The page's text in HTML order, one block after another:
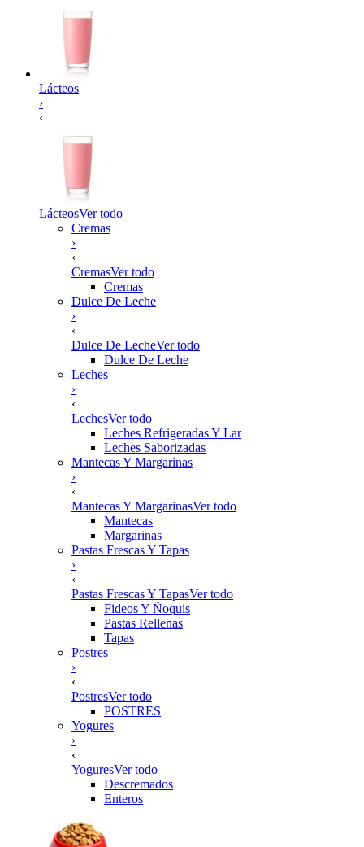
Lácteos
›
‹
LácteosVer todo
Cremas
›
‹
CremasVer todo
Cremas
Dulce De Leche
›
‹
Dulce De LecheVer todo
Dulce De Leche
Leches
›
‹
LechesVer todo
Leches Refrigeradas Y Lar
Leches Saborizadas
Mantecas Y Margarinas
›
‹
Mantecas Y MargarinasVer todo
Mantecas
Margarinas
Pastas Frescas Y Tapas
›
‹
Pastas Frescas Y TapasVer todo
Fideos Y Ñoquis
Pastas Rellenas
Tapas
Postres
›
‹
PostresVer todo
POSTRES
Yogures
›
‹
YoguresVer todo
Descremados
Enteros